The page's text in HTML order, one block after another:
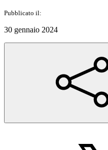
Pubblicato il:
30 gennaio 2024